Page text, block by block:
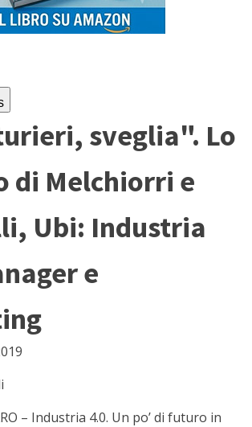
sveglia". Lo
di Melchiorri e
Ubi: Industria
e
– Industria 4.0. Un po’ di futuro in